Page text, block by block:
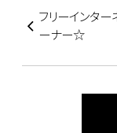
フリーインター
ーナー☆